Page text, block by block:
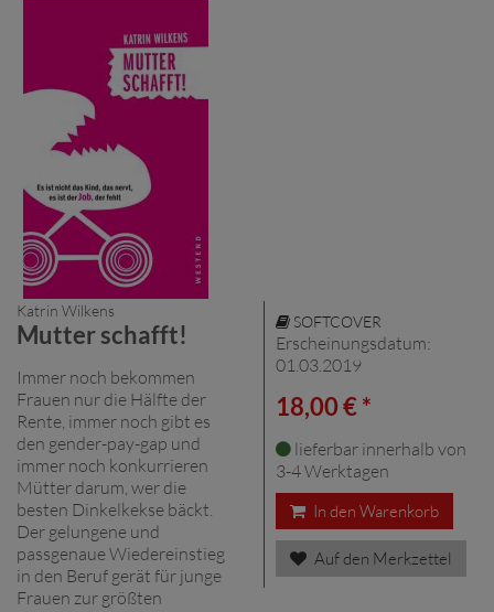
Katrin Wilkens
Mutter schafft!
Immer noch bekommen
Frauen nur die Hälfte der
Rente, immer noch gibt es
den gender-pay-gap und
immer noch konkurrieren
Mütter darum, wer die
besten Dinkelkekse bäckt.
Der gelungene und
passgenaue Wiedereinstieg
in den Beruf gerät für junge
Frauen zur größten
SOFTCOVER
Erscheinungsdatum:
01.03.2019
18,00 € *
lieferbar innerhalb von
3-4 Werktagen
In den Warenkorb
Auf den Merkzettel